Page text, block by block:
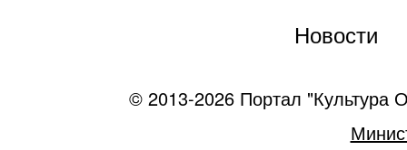
Новости
© 2013-2026 Портал "Культура